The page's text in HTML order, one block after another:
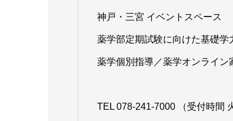
神戸・三宮 イベントスペース
薬学部定期試験に向けた基礎
薬学個別指導／薬学オンライン
TEL 078-241-7000 （受付時間